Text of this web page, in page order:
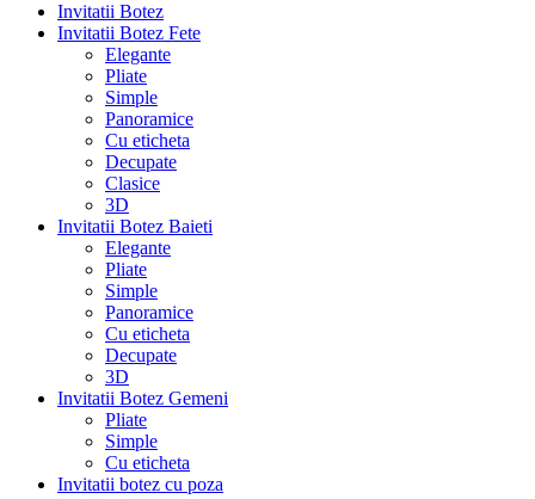
Invitatii Botez
Invitatii Botez Fete
Elegante
Pliate
Simple
Panoramice
Cu eticheta
Decupate
Clasice
3D
Invitatii Botez Baieti
Elegante
Pliate
Simple
Panoramice
Cu eticheta
Decupate
3D
Invitatii Botez Gemeni
Pliate
Simple
Cu eticheta
Invitatii botez cu poza